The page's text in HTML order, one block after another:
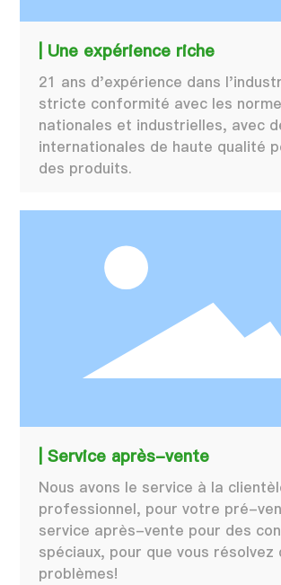
| Une expérience riche
21 ans d'expérience dans
stricte conformité avec les
nationales et industrielles, avec
internationales de haute qualité
des produits.
| Service après-vente
Nous avons le service à la
professionnel, pour votre pré-
service après-vente pour des
spéciaux, pour que vous résolvez
problèmes!